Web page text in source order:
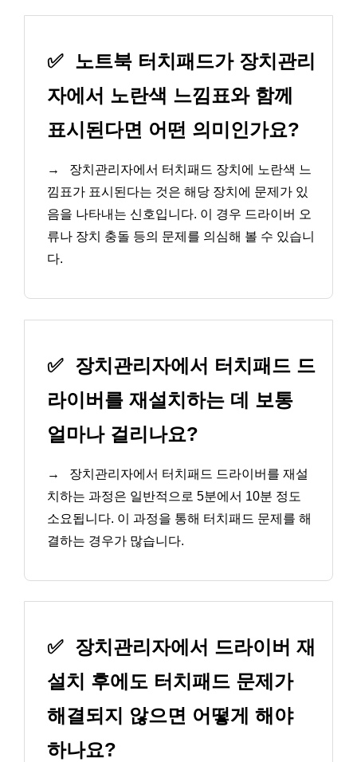
✅ 노트북 터치패드가 장치관리
자에서 노란색 느낌표와 함께
표시된다면 어떤 의미인가요?
→
장치관리자에서 터치패드 장치에 노란색 느
낌표가 표시된다는 것은 해당 장치에 문제가 있
음을 나타내는 신호입니다. 이 경우 드라이버 오
류나 장치 충돌 등의 문제를 의심해 볼 수 있습니
다.
✅ 장치관리자에서 터치패드 드
라이버를 재설치하는 데 보통
얼마나 걸리나요?
→
장치관리자에서 터치패드 드라이버를 재설
치하는 과정은 일반적으로 5분에서 10분 정도
소요됩니다. 이 과정을 통해 터치패드 문제를 해
결하는 경우가 많습니다.
✅ 장치관리자에서 드라이버 재
설치 후에도 터치패드 문제가
해결되지 않으면 어떻게 해야
하나요?